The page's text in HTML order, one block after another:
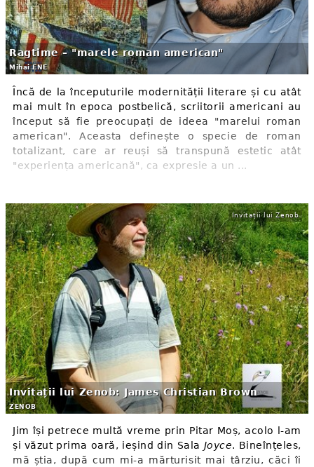
Ragtime – "marele roman american"
Mihai ENE
Încă de la începuturile modernității literare și cu atât
mai mult în epoca postbelică, scriitorii americani au
început să fie preocupați de ideea "marelui roman
american". Aceasta definește o specie de roman
totalizant, care ar reuși să transpună estetic atât
"experiența americană", ca expresie a un ...
Invitații lui Zenob
Invitații lui Zenob: James Christian Brown
ZENOB
Jim își petrece multă vreme prin Pitar Moș, acolo l-am
și văzut prima oară, ieșind din Sala Joyce. Bineînțeles,
mă știa, după cum mi-a mărturisit mai târziu, căci îi